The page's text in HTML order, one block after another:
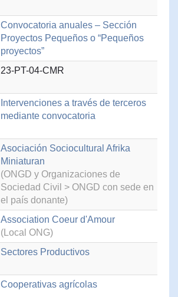
Convocatoria anuales – Sección
Proyectos Pequeños o “Pequeños
proyectos”
23-PT-04-CMR
Intervenciones a través de terceros
mediante convocatoria
Asociación Sociocultural Afrika
Miniaturan
(ONGD y Organizaciones de
Sociedad Civil > ONGD con sede en
el país donante)
Association Coeur d'Amour
(Local ONG)
Sectores Productivos
Cooperativas agrícolas